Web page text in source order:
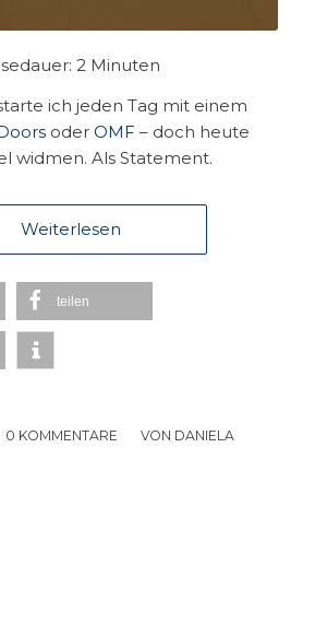
2 Minuten
ich jeden Tag mit einem
oder OMF – doch heute
widmen. Als Statement.
Weiterlesen
teilen
0 KOMMENTARE
/ VON DANIELA